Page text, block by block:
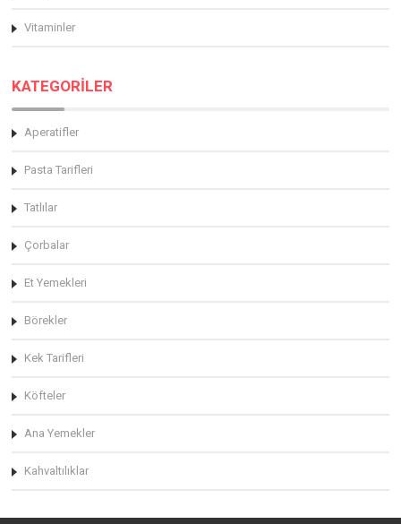
Vitaminler
KATEGORİLER
Aperatifler
Pasta Tarifleri
Tatlılar
Çorbalar
Et Yemekleri
Börekler
Kek Tarifleri
Köfteler
Ana Yemekler
Kahvaltılıklar